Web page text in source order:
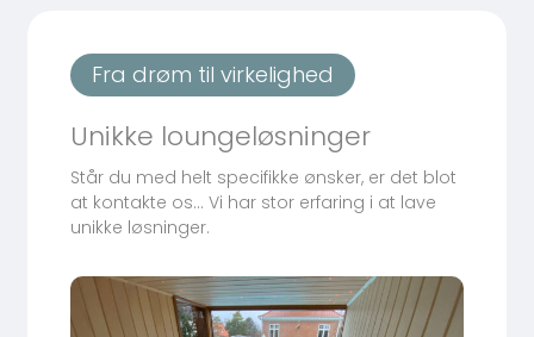
Fra drøm til virkelighed
Unikke loungeløsninger
Står du med helt specifikke ønsker, er det blot
at kontakte os… Vi har stor erfaring i at lave
unikke løsninger.